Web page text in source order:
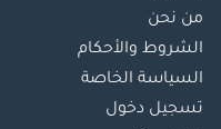
من نحن
الشروط والأحكام
السياسة الخاصة
تسجيل دخول